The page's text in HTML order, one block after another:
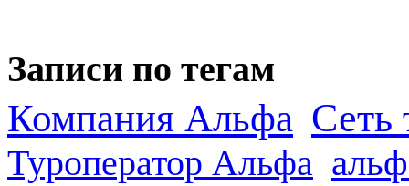
Записи по тегам
Компания Альфа Сеть
Туроператор Альфа